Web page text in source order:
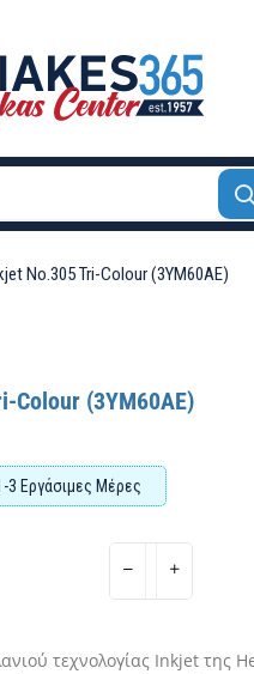
No.305 Tri-Colour (3YM60AE)
Colour (3YM60AE)
Εργάσιμες Μέρες
τεχνολογίας Inkjet της